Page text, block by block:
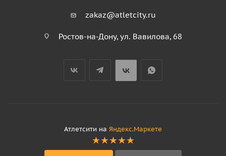
zakaz@atletcity.ru
Ростов-на-Дону, ул. Вавилова, 68
Атлетсити на Яндекс.Маркете